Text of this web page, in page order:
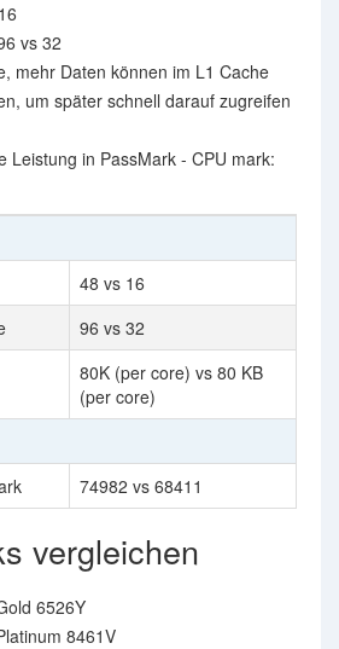
vs 32
mehr Daten können im L1 Cache
um später schnell darauf zugreifen
Leistung in PassMark - CPU mark:
48 vs 16
96 vs 32
80K (per core) vs 80 KB
(per core)
74982 vs 68411
vergleichen
6526Y
8461V